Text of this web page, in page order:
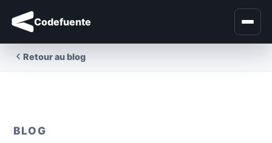
Codefuente
Retour au blog
BLOG